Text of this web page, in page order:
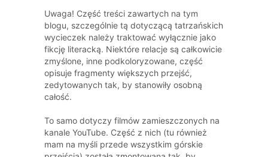
Uwaga! Część treści zawartych na tym
blogu, szczególnie tą dotyczącą tatrzańskich
wycieczek należy traktować wyłącznie jako
fikcję literacką. Niektóre relacje są całkowicie
zmyślone, inne podkoloryzowane, część
opisuje fragmenty większych przejść,
zedytowanych tak, by stanowiły osobną
całość.
To samo dotyczy filmów zamieszczonych na
kanale YouTube. Część z nich (tu również
mam na myśli przede wszystkim górskie